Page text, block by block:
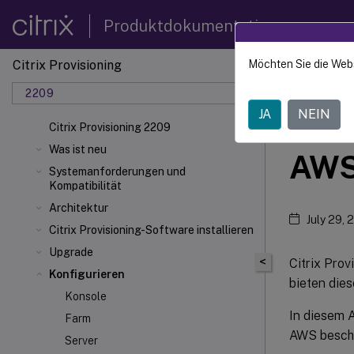
Produktdokumentation
Citrix Provisioning
2209
Citrix Provisioning 2209
Was ist neu
Systemanforderungen und
Kompatibilität
Architektur
Citrix Provisioning-Software installieren
Upgrade
Konfigurieren
Konsole
Farm
Server
Citrix
<
July 29,
Citrix
bieten
In diesem
AWS
Möchten Sie die
JA NEIN